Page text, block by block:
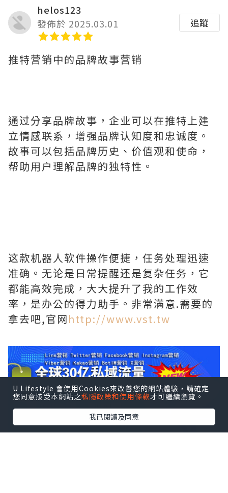
helos123
發佈於 2025.03.01
追蹤
推特营销中的品牌故事营销
通过分享品牌故事，企业可以在推特上建
立情感联系，增强品牌认知度和忠诚度。
故事可以包括品牌历史、价值观和使命，
帮助用户理解品牌的独特性。
这款机器人软件操作便捷，任务处理迅速
准确。无论是日常提醒还是复杂任务，它
都能高效完成，大大提升了我的工作效
率，是办公的得力助手。非常满意.需要的
拿去吧,官网http://www.vst.tw
U Lifestyle 會使用Cookies來改善您的網站體驗，請確定
您同意接受本網站之私隱政策和使用條款才可繼續瀏覽。
我已閱讀及同意